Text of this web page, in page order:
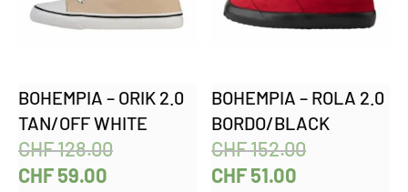
BOHEMPIA – ORIK 2.0
TAN/OFF WHITE
CHF128.00
CHF59.00
BOHEMPIA – ROLA 2.0
BORDO/BLACK
CHF152.00
CHF51.00